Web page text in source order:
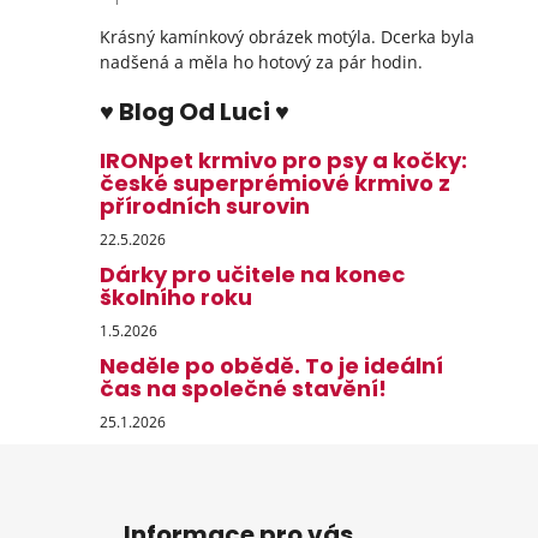
Krásný kamínkový obrázek motýla. Dcerka byla
nadšená a měla ho hotový za pár hodin.
♥ Blog Od Luci ♥
IRONpet krmivo pro psy a kočky:
české superprémiové krmivo z
přírodních surovin
22.5.2026
Dárky pro učitele na konec
školního roku
1.5.2026
Neděle po obědě. To je ideální
čas na společné stavění!
25.1.2026